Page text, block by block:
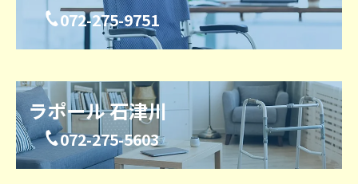
072-275-9751
ラポール 石津川
072-275-5603